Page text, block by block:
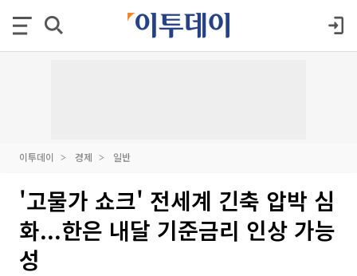
이투데이 경제 일반
'고물가 쇼크' 전세계 긴축 압박 심
화...한은 내달 기준금리 인상 가능
성